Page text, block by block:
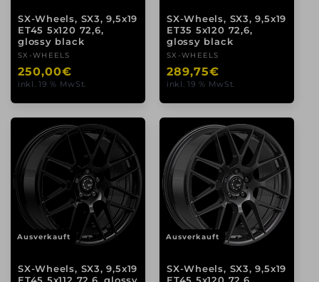
SX-Wheels, SX3, 9,5x19
ET45 5x120 72,6,
glossy black
Anbieter:
SX-WHEELS
Normaler
Preis
250,00€
inkl. 19 % MwSt.
SX-Wheels, SX3, 9,5x19
ET35 5x120 72,6,
glossy black
Anbieter:
SX-WHEELS
Normaler
Preis
289,75€
inkl. 19 % MwSt.
Ausverkauft
SX-Wheels, SX3, 9,5x19
Ausverkauft
SX-Wheels, SX3, 9,5x19